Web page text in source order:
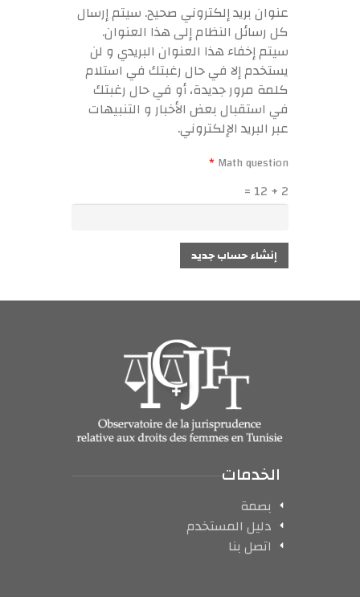
عنوان بريد إلكتروني صحيح. سيتم إرسال
كل رسائل النظام إلى هذا العنوان.
سيتم إخفاء هذا العنوان البريدي و لن
يستخدم إلا في حال رغبتك في استلام
كلمة مرور جديدة، أو في حال رغبتك
في استقبال بعض الأخبار و التنبيهات
عبر البريد الإلكتروني.
*
2 + 12 =
إنشاء حساب جديد
الخدمات
بصمة
دليل المستخدم
اتصل بنا